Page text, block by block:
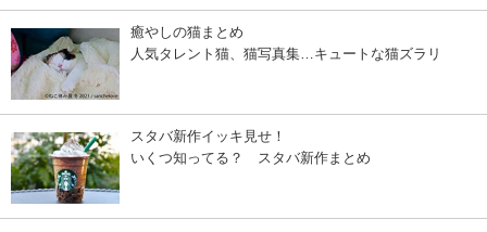
癒やしの猫まとめ
人気タレント猫、猫写真集…キュートな猫ズラリ
スタバ新作イッキ見せ！
いくつ知ってる？ スタバ新作まとめ